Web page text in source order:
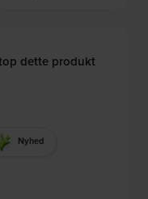
dette produkt
Nyhed